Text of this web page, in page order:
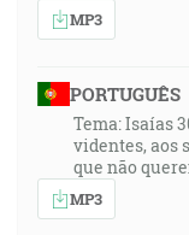
MP3
PORTUGUÊS
Tema: Isaías
videntes, aos
que não
MP3